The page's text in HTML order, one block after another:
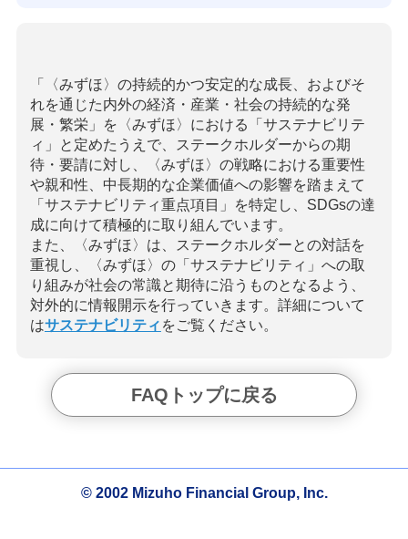
「〈みずほ〉の持続的かつ安定的な成長、およびそ
れを通じた内外の経済・産業・社会の持続的な発
展・繁栄」を〈みずほ〉における「サステナビリテ
ィ」と定めたうえで、ステークホルダーからの期
待・要請に対し、〈みずほ〉の戦略における重要性
や親和性、中長期的な企業価値への影響を踏まえて
「サステナビリティ重点項目」を特定し、SDGsの達
成に向けて積極的に取り組んでいます。
また、〈みずほ〉は、ステークホルダーとの対話を
重視し、〈みずほ〉の「サステナビリティ」への取
り組みが社会の常識と期待に沿うものとなるよう、
対外的に情報開示を行っていきます。詳細について
はサステナビリティ をご覧ください。
FAQトップに戻る
© 2002 Mizuho Financial Group, Inc.